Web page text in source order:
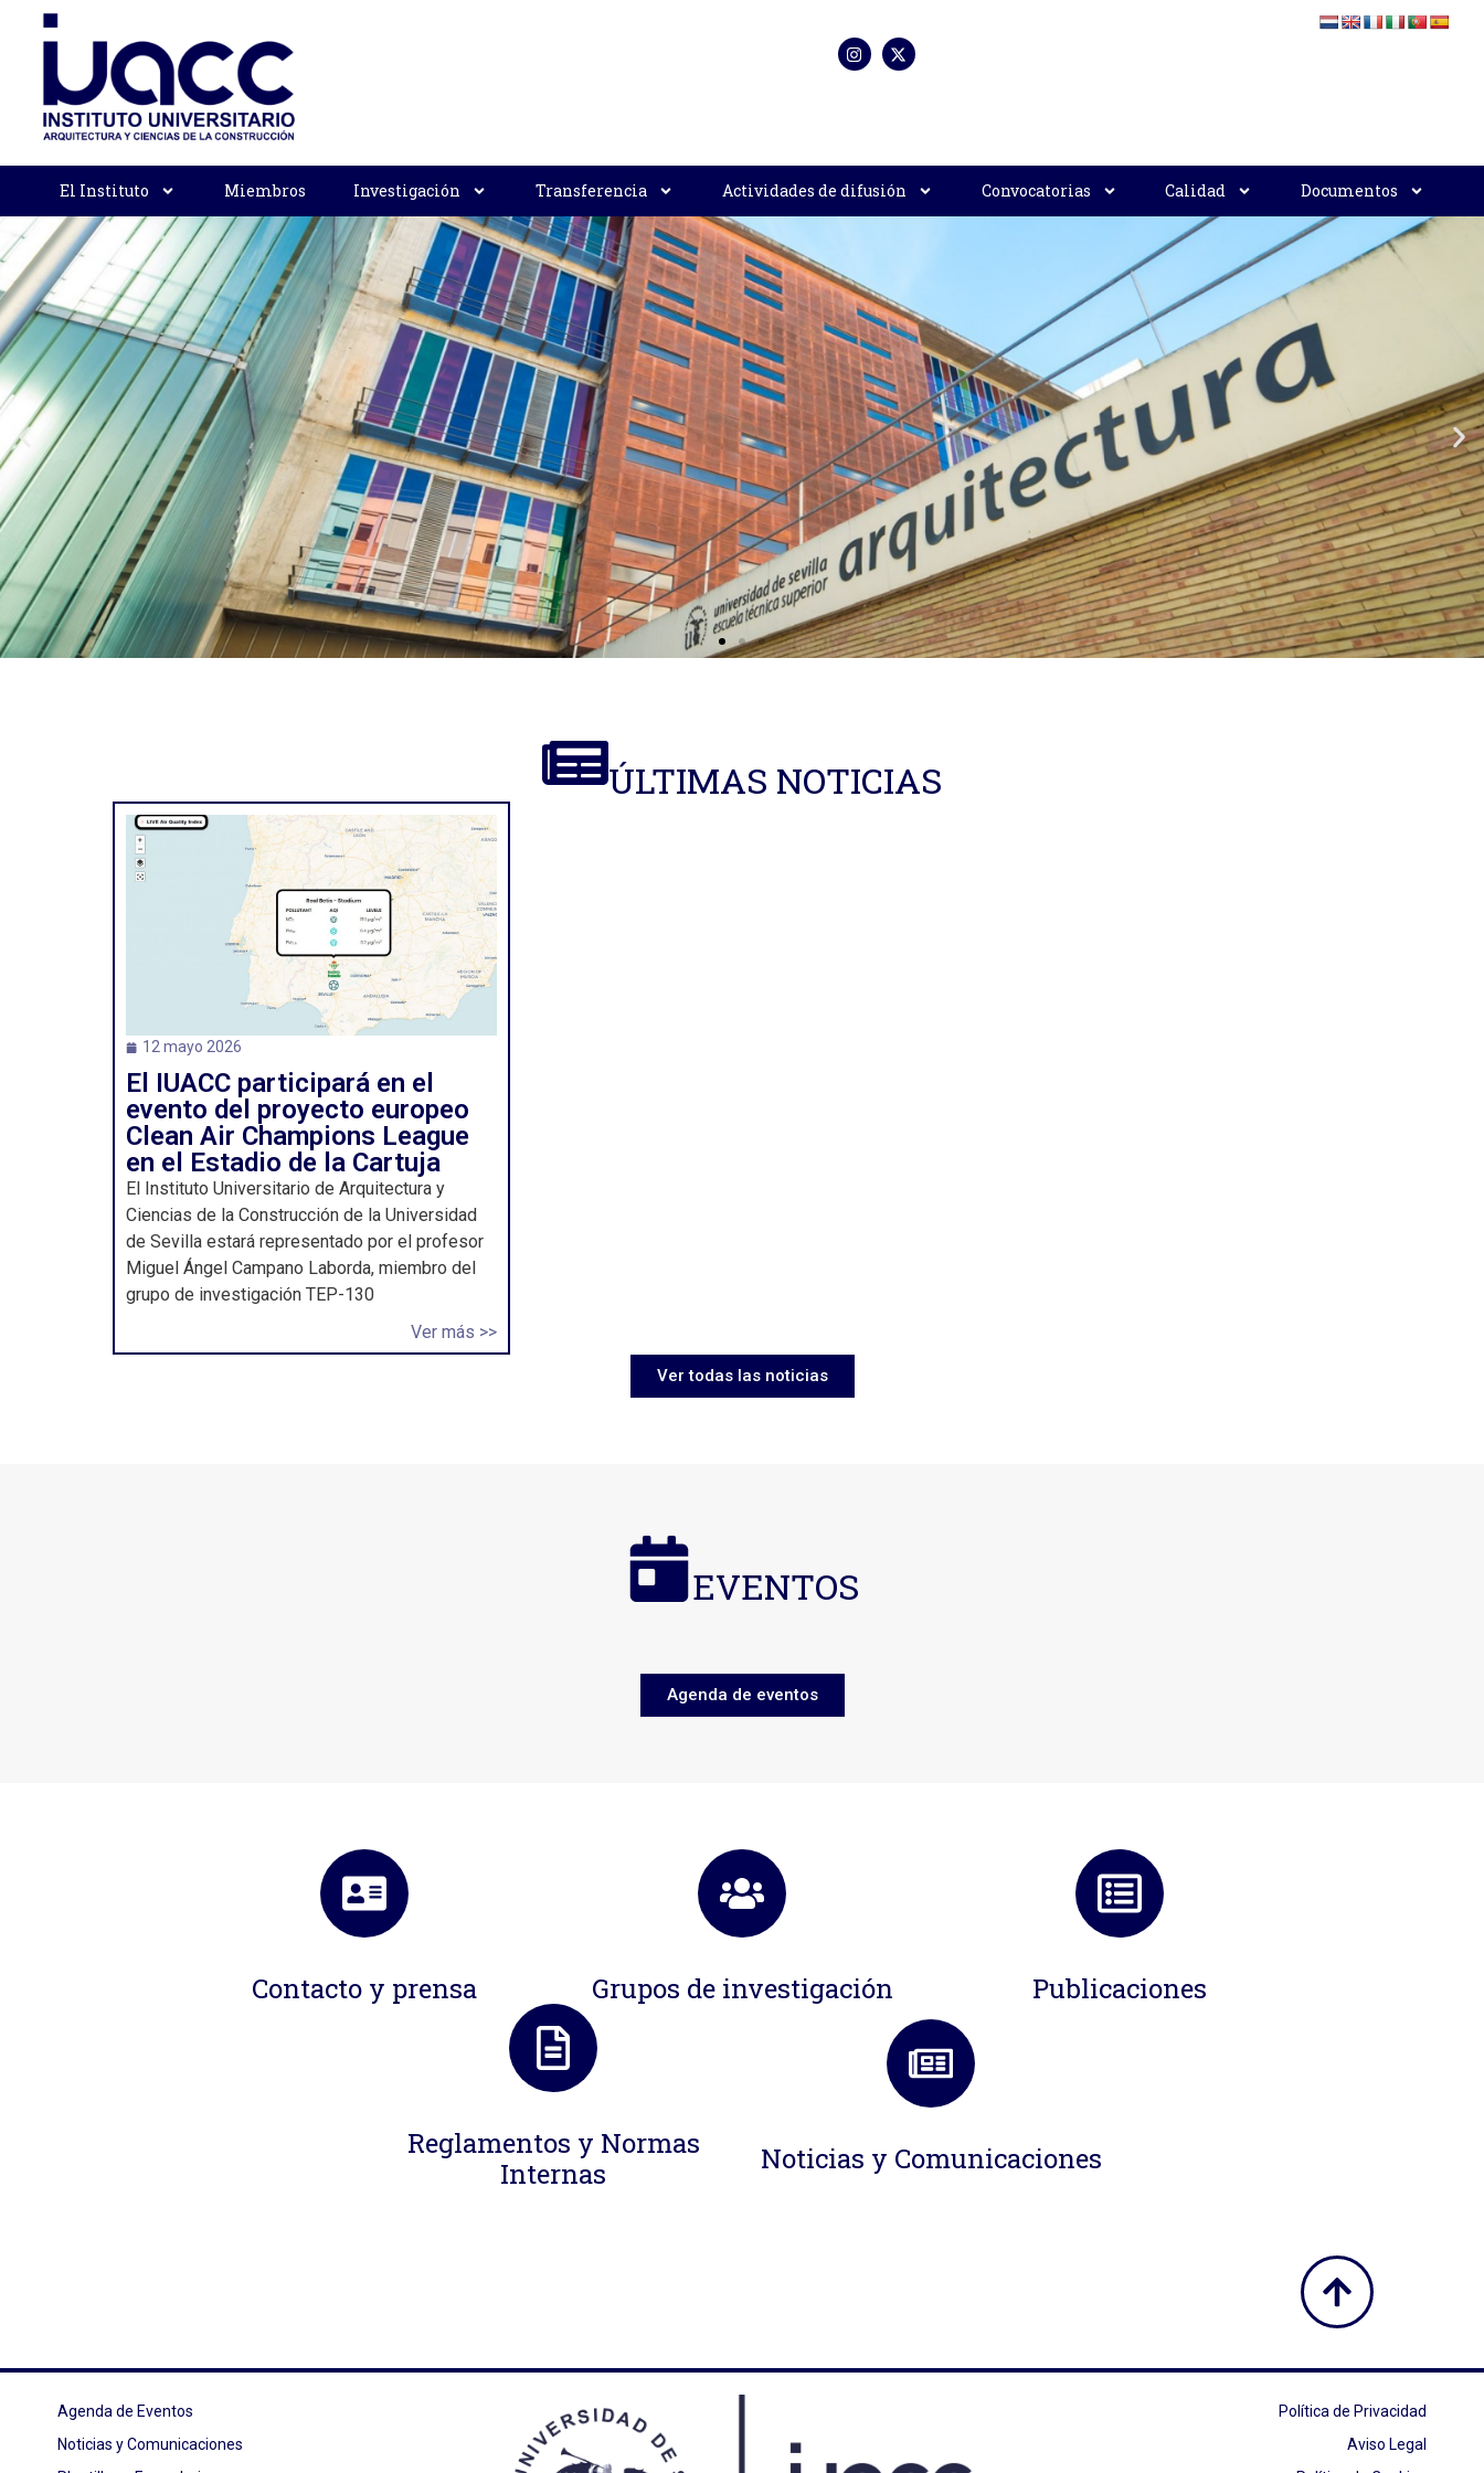
El Instituto Miembros Investigación Transferencia Actividades de difusión Convocatorias Calidad Documentos
Oficina de Proyectos de
Investigación
ÚLTIMAS NOTICIAS
12 mayo 2026
El IUACC participará en el
evento del proyecto europeo
Clean Air Champions League
en el Estadio de la Cartuja
El Instituto Universitario de Arquitectura y
Ciencias de la Construcción de la Universidad
de Sevilla estará representado por el profesor
Miguel Ángel Campano Laborda, miembro del
grupo de investigación TEP-130
Ver más >>
Ver todas las noticias
EVENTOS
Agenda de eventos
Contacto y prensa Grupos de investigación Publicaciones
Reglamentos y Normas
Internas
Noticias y Comunicaciones
Agenda de Eventos
Noticias y Comunicaciones
Política de Privacidad
Aviso Legal